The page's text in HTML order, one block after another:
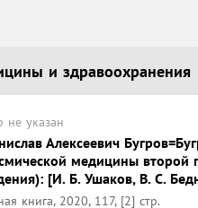
и здравоохранения
не указан
Алексеевич
медицины второй
[И. Б. Ушаков, В. С.
книга, 2020, 117, [2] стр.